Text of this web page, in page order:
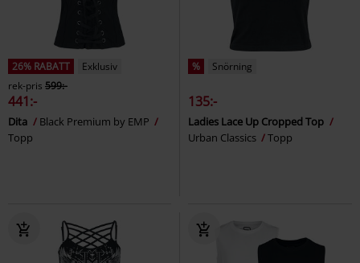
26% RABATT
Exklusiv
rek-pris 599:-
441:-
Dita
Black Premium by EMP
Topp
% Snörning
135:-
Ladies Lace Up Cropped Top
Urban Classics
Topp